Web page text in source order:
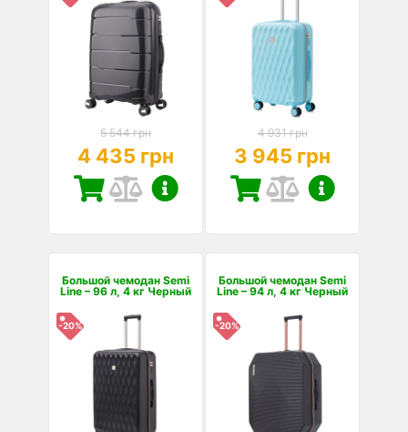
5 544 грн
4 435 грн
4 931 грн
3 945 грн
Большой чемодан Semi
Line – 96 л, 4 кг Черный
-20%
Большой чемодан Semi
Line – 94 л, 4 кг Черный
-20%